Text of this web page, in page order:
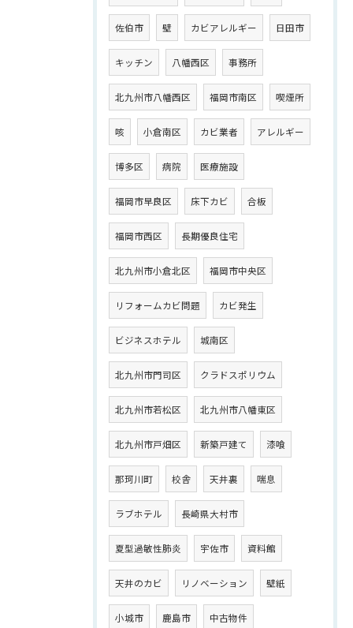
佐伯市 壁 カビアレルギー 日田市
キッチン 八幡西区 事務所
北九州市八幡西区 福岡市南区 喫煙所
咳 小倉南区 カビ業者 アレルギー
博多区 病院 医療施設
福岡市早良区 床下カビ 合板
福岡市西区 長期優良住宅
北九州市小倉北区 福岡市中央区
リフォームカビ問題 カビ発生
ビジネスホテル 城南区
北九州市門司区 クラドスポリウム
北九州市若松区 北九州市八幡東区
北九州市戸畑区 新築戸建て 漆喰
那珂川町 校舎 天井裏 喘息
ラブホテル 長崎県大村市
夏型過敏性肺炎 宇佐市 資料館
天井のカビ リノベーション 壁紙
小城市 鹿島市 中古物件